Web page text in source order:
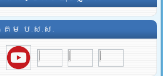
ម ប.ស.ស.